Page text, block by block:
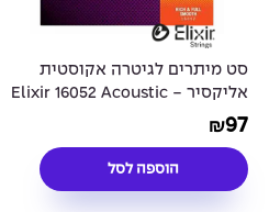
סט מיתרים לגיטרה אקוסטית
אליקסיר - Elixir 16052 Acoustic
Phosphor Bronze NANOWEB®
₪97
הוספה לסל